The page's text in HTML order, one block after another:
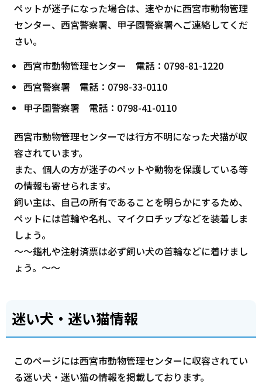
ペットが迷子になった場合は、速やかに西宮市動物管理
センター、西宮警察署、甲子園警察署へご連絡してくだ
さい。
西宮市動物管理センター 電話：0798-81-1220
西宮警察署 電話：0798-33-0110
甲子園警察署 電話：0798-41-0110
西宮市動物管理センターでは行方不明になった犬猫が収
容されています。
また、個人の方が迷子のペットや動物を保護している等
の情報も寄せられます。
飼い主は、自己の所有であることを明らかにするため、
ペットには首輪や名札、マイクロチップなどを装着しま
しょう。
～～鑑札や注射済票は必ず飼い犬の首輪などに着けまし
ょう。～～
迷い犬・迷い猫情報
このページには西宮市動物管理センターに収容されてい
る迷い犬・迷い猫の情報を掲載しております。